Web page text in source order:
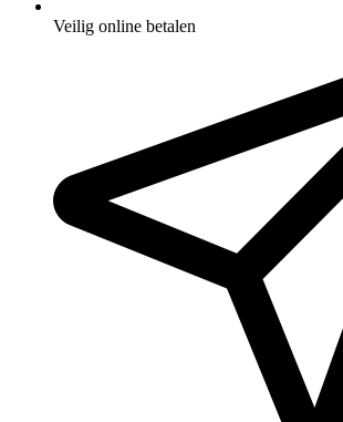
Veilig online betalen